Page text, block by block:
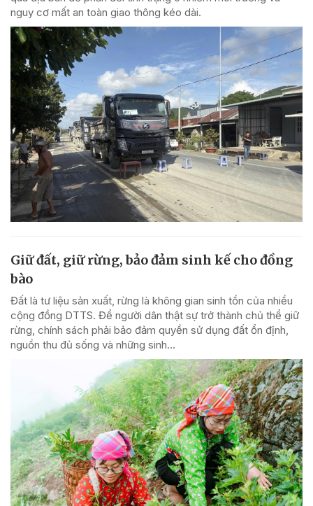
nguy cơ mất an toàn giao thông kéo dài.
Giữ đất, giữ rừng, bảo đảm sinh kế cho đồng
bào
Đất là tư liệu sản xuất, rừng là không gian sinh tồn của nhiều
cộng đồng DTTS. Để người dân thật sự trở thành chủ thể giữ
rừng, chính sách phải bảo đảm quyền sử dụng đất ổn định,
nguồn thu đủ sống và những sinh...